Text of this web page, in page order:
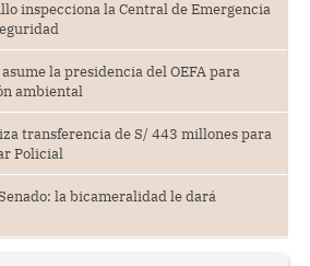
inspecciona la Central de Emergencia
la presidencia del OEFA para
ambiental
transferencia de S/ 443 millones para
Policial
la bicameralidad le dará